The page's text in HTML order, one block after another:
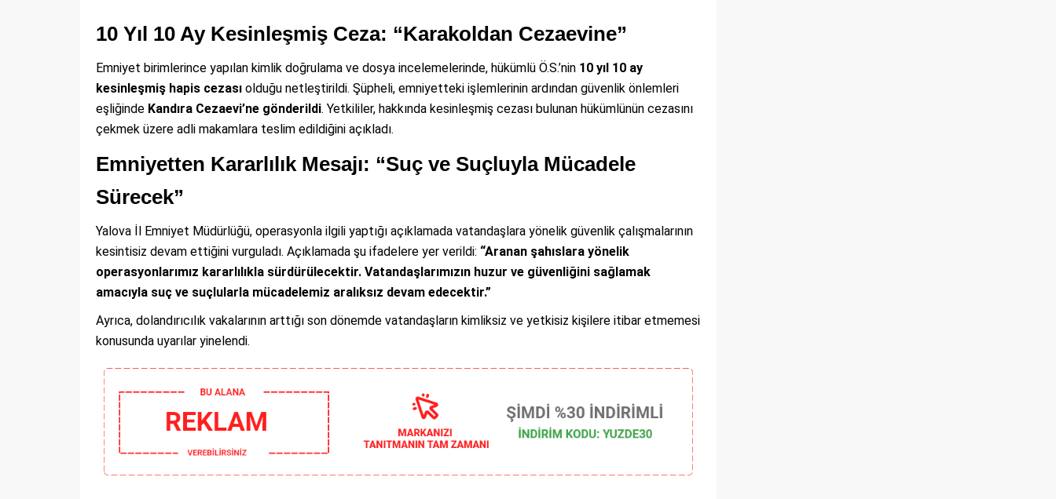
10 Yıl 10 Ay Kesinleşmiş Ceza: “Karakoldan Cezaevine”
Emniyet birimlerince yapılan kimlik doğrulama ve dosya incelemelerinde, hükümlü Ö.S.’nin 10 yıl 10 ay
kesinleşmiş hapis cezası olduğu netleştirildi. Şüpheli, emniyetteki işlemlerinin ardından güvenlik önlemleri
eşliğinde Kandıra Cezaevi’ne gönderildi. Yetkililer, hakkında kesinleşmiş cezası bulunan hükümlünün cezasını
çekmek üzere adli makamlara teslim edildiğini açıkladı.
Emniyetten Kararlılık Mesajı: “Suç ve Suçluyla Mücadele
Sürecek”
Yalova İl Emniyet Müdürlüğü, operasyonla ilgili yaptığı açıklamada vatandaşlara yönelik güvenlik çalışmalarının
kesintisiz devam ettiğini vurguladı. Açıklamada şu ifadelere yer verildi: “Aranan şahıslara yönelik
operasyonlarımız kararlılıkla sürdürülecektir. Vatandaşlarımızın huzur ve güvenliğini sağlamak
amacıyla suç ve suçlularla mücadelemiz aralıksız devam edecektir.”
Ayrıca, dolandırıcılık vakalarının arttığı son dönemde vatandaşların kimliksiz ve yetkisiz kişilere itibar etmemesi
konusunda uyarılar yinelendi.